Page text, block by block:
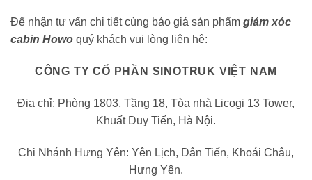
Để nhận tư vấn chi tiết cùng báo giá sản phẩm giảm xóc
cabin Howo quý khách vui lòng liên hệ:
CÔNG TY CỔ PHẦN SINOTRUK VIỆT NAM
Đia chỉ: Phòng 1803, Tầng 18, Tòa nhà Licogi 13 Tower,
Khuất Duy Tiến, Hà Nội.
Chi Nhánh Hưng Yên: Yên Lịch, Dân Tiến, Khoái Châu,
Hưng Yên.